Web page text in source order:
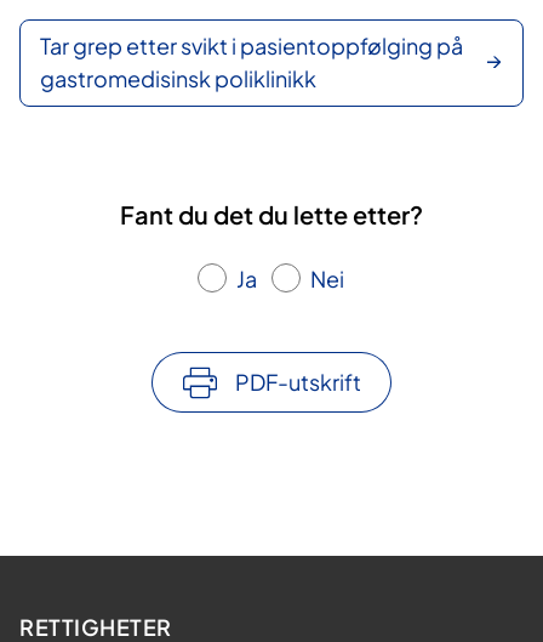
Tar grep etter svikt i pasientoppfølging på
gastromedisinsk poliklinikk
Fant du det du lette etter?
Ja Nei
PDF-utskrift
RETTIGHETER